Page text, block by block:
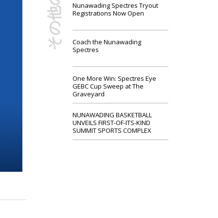
Nunawading Spectres Tryout
Registrations Now Open
Coach the Nunawading
Spectres
One More Win: Spectres Eye
GEBC Cup Sweep at The
Graveyard
NUNAWADING BASKETBALL
UNVEILS FIRST-OF-ITS-KIND
SUMMIT SPORTS COMPLEX